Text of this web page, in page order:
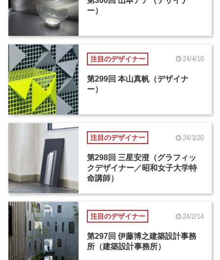
ー）
注目のデザイナー 24/4/10
第299回 本山真帆（デザイナ
ー）
注目のデザイナー 24/3/20
第298回 三星安澄（グラフィッ
クデザイナー／昭和女子大学特
命講師）
注目のデザイナー 24/2/14
第297回 伊藤博之建築設計事務
所（建築設計事務所）